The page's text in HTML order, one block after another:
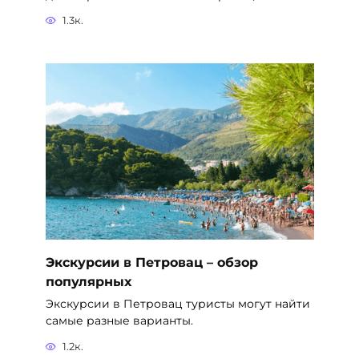
1.3к.
Экскурсии в Петровац – обзор
популярных
Экскурсии в Петровац туристы могут найти
самые разные варианты.
1.2к.